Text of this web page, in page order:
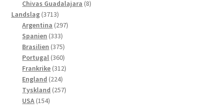
produkter
Chivas Guadalajara 88
Landslag 37133713
produkter
Argentina 297297
Spanien 333333
produkter
Brasilien 375375
produkter
Portugal 360360
produkter
Frankrike 312312
England 224224
produkter
Tyskland 257257
USA 154154